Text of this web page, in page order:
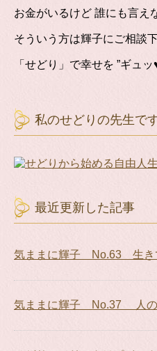
お金がいるけど 誰にも言え
そういう方は輝子にご相談下
「せどり」で幸せを ”ギュッ
私のせどりの先生で
最近更新した記事
気ままに輝子 No.63 生き
気ままに輝子 No.37 人